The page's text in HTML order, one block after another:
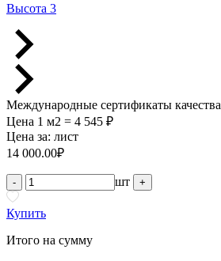
Высота 3
Международные сертификаты качества
Цена 1 м2 = 4 545 ₽
Цена за: лист
14 000.00₽
- шт +
Купить
Итого на сумму